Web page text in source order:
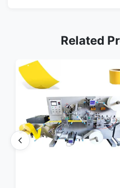
Related